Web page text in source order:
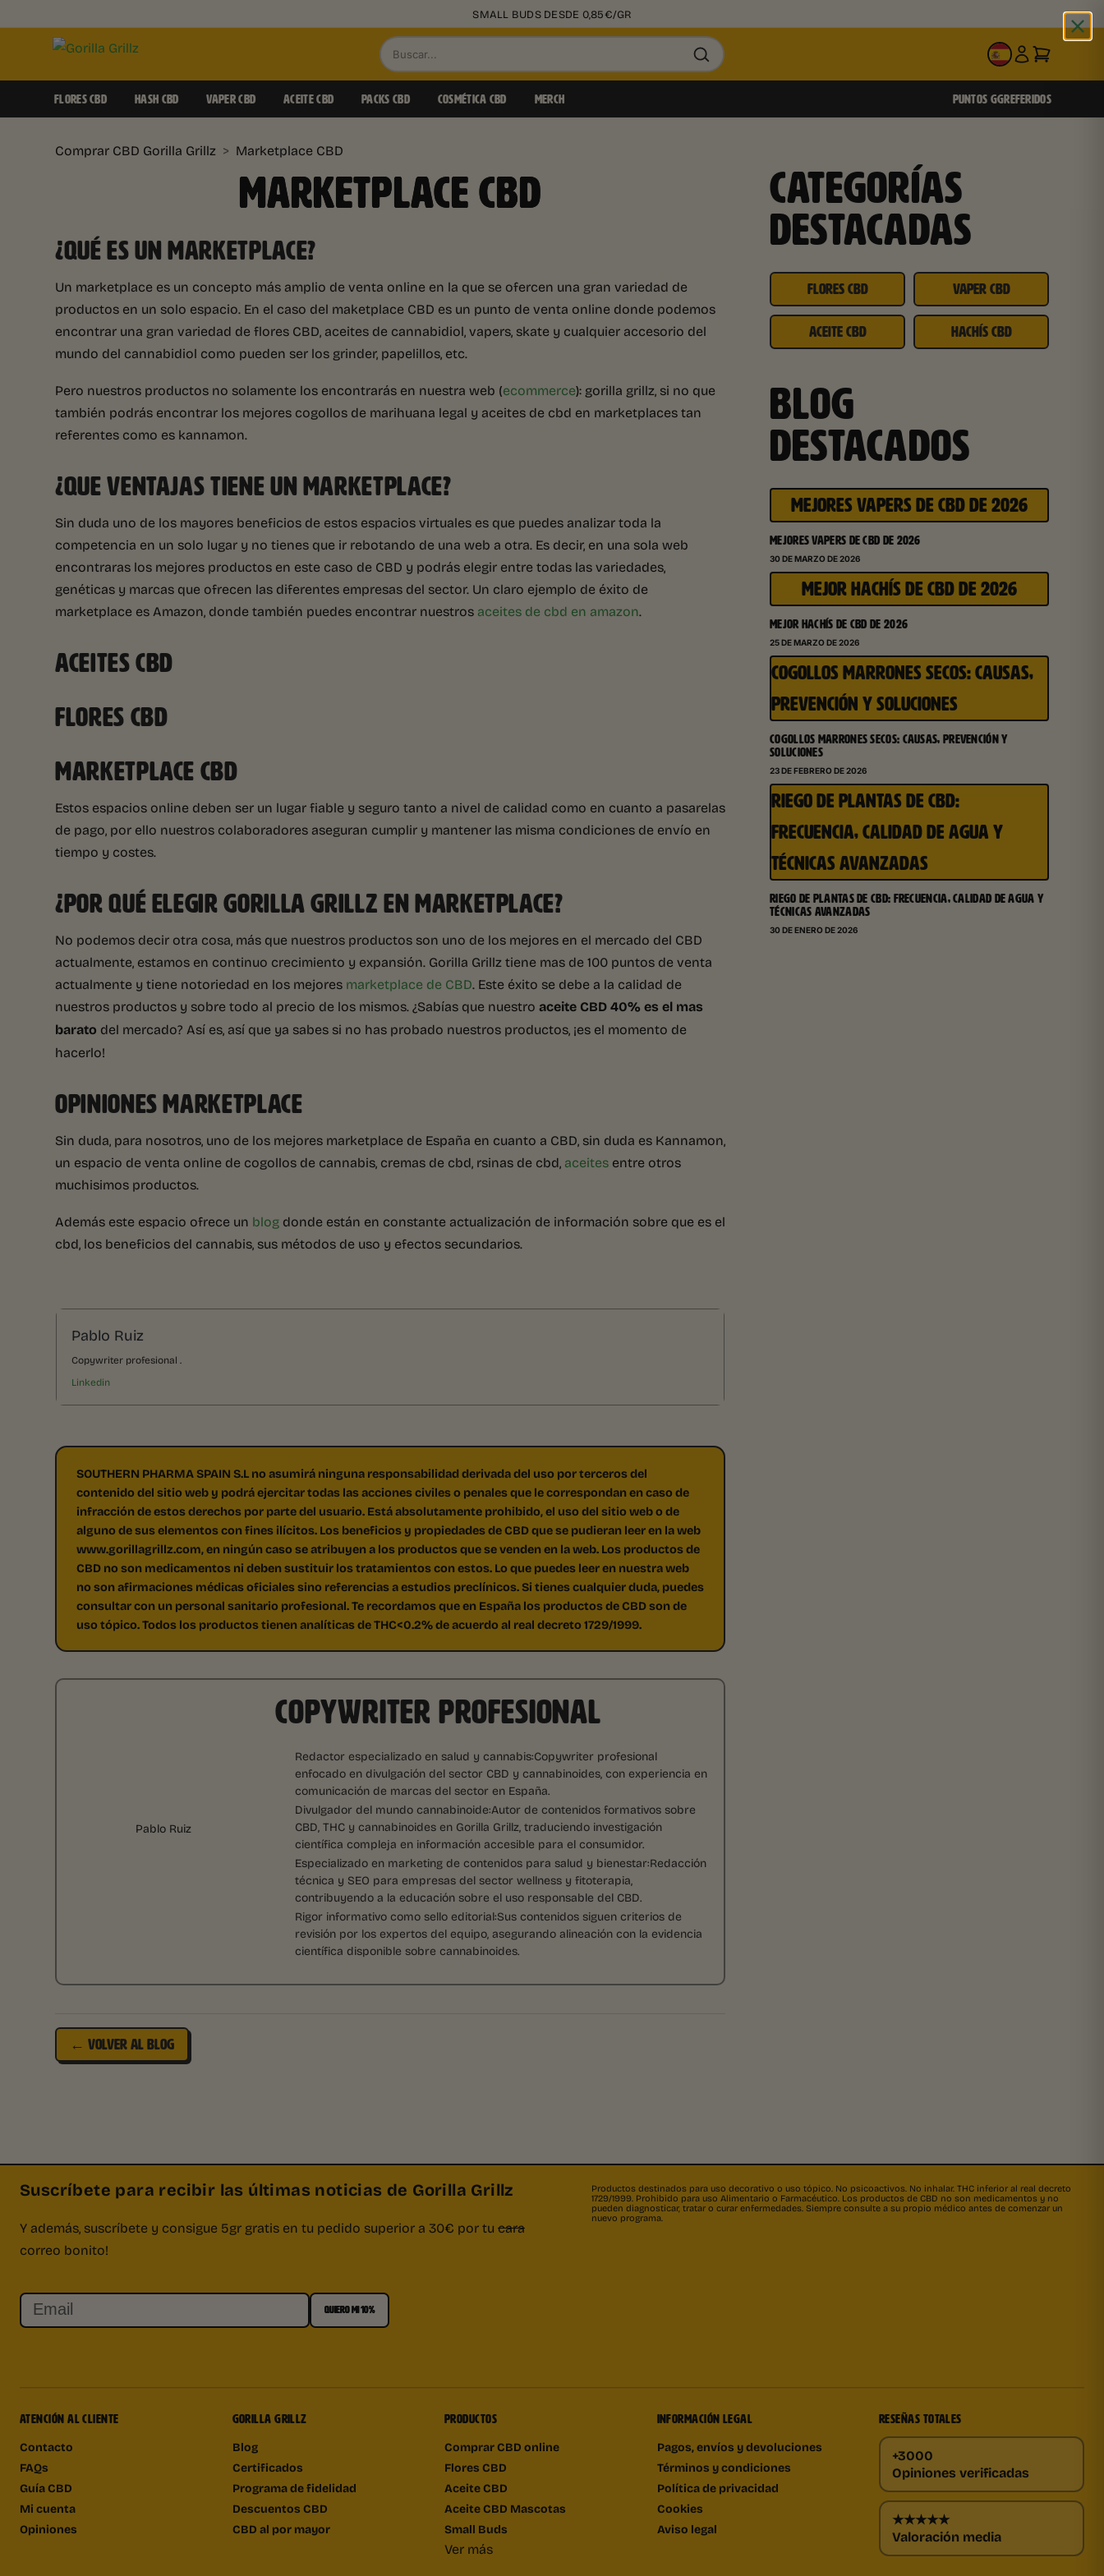
SMALL BUDS DESDE 0,85€/GR
Buscar
productos
ES
FLORES CBD HASH CBD VAPER CBD ACEITE CBD PACKS CBD COSMÉTICA CBD MERCH PUNTOS GGREFERIDOS
Comprar CBD Gorilla Grillz > Marketplace CBD
MARKETPLACE CBD
¿QUÉ ES UN MARKETPLACE?
Un marketplace es un concepto más amplio de venta online en la que se ofercen una gran variedad de
productos en un solo espacio. En el caso del maketplace CBD es un punto de venta online donde podemos
encontrar una gran variedad de flores CBD, aceites de cannabidiol, vapers, skate y cualquier accesorio del
mundo del cannabidiol como pueden ser los grinder, papelillos, etc.
Pero nuestros productos no solamente los encontrarás en nuestra web (ecommerce): gorilla grillz, si no que
también podrás encontrar los mejores cogollos de marihuana legal y aceites de cbd en marketplaces tan
referentes como es kannamon.
¿QUE VENTAJAS TIENE UN MARKETPLACE?
Sin duda uno de los mayores beneficios de estos espacios virtuales es que puedes analizar toda la
competencia en un solo lugar y no tienes que ir rebotando de una web a otra. Es decir, en una sola web
encontraras los mejores productos en este caso de CBD y podrás elegir entre todas las variedades,
genéticas y marcas que ofrecen las diferentes empresas del sector. Un claro ejemplo de éxito de
marketplace es Amazon, donde también puedes encontrar nuestros aceites de cbd en amazon.
ACEITES CBD
FLORES CBD
MARKETPLACE CBD
Estos espacios online deben ser un lugar fiable y seguro tanto a nivel de calidad como en cuanto a pasarelas
de pago, por ello nuestros colaboradores aseguran cumplir y mantener las misma condiciones de envío en
tiempo y costes.
¿POR QUÉ ELEGIR GORILLA GRILLZ EN MARKETPLACE?
No podemos decir otra cosa, más que nuestros productos son uno de los mejores en el mercado del CBD
actualmente, estamos en continuo crecimiento y expansión. Gorilla Grillz tiene mas de 100 puntos de venta
actualmente y tiene notoriedad en los mejores marketplace de CBD. Este éxito se debe a la calidad de
nuestros productos y sobre todo al precio de los mismos. ¿Sabías que nuestro aceite CBD 40% es el mas
barato del mercado? Así es, así que ya sabes si no has probado nuestros productos, ¡es el momento de
hacerlo!
OPINIONES MARKETPLACE
Sin duda, para nosotros, uno de los mejores marketplace de España en cuanto a CBD, sin duda es Kannamon,
un espacio de venta online de cogollos de cannabis, cremas de cbd, rsinas de cbd, aceites entre otros
muchisimos productos.
Además este espacio ofrece un blog donde están en constante actualización de información sobre que es el
cbd, los beneficios del cannabis, sus métodos de uso y efectos secundarios.
Pablo Ruiz
Copywriter profesional .
Linkedin
SOUTHERN PHARMA SPAIN S.L no asumirá ninguna responsabilidad derivada del uso por terceros del
contenido del sitio web y podrá ejercitar todas las acciones civiles o penales que le correspondan en caso de
infracción de estos derechos por parte del usuario. Está absolutamente prohibido, el uso del sitio web o de
alguno de sus elementos con fines ilícitos. Los beneficios y propiedades de CBD que se pudieran leer en la web
www.gorillagrillz.com, en ningún caso se atribuyen a los productos que se venden en la web. Los productos de
CBD no son medicamentos ni deben sustituir los tratamientos con estos. Lo que puedes leer en nuestra web
no son afirmaciones médicas oficiales sino referencias a estudios preclínicos. Si tienes cualquier duda, puedes
consultar con un personal sanitario profesional. Te recordamos que en España los productos de CBD son de
uso tópico. Todos los productos tienen analíticas de THC<0.2% de acuerdo al real decreto 1729/1999.
Pablo Ruiz
COPYWRITER PROFESIONAL
Redactor especializado en salud y cannabis:Copywriter profesional
enfocado en divulgación del sector CBD y cannabinoides, con experiencia en
comunicación de marcas del sector en España.
Divulgador del mundo cannabinoide:Autor de contenidos formativos sobre
CBD, THC y cannabinoides en Gorilla Grillz, traduciendo investigación
científica compleja en información accesible para el consumidor.
Especializado en marketing de contenidos para salud y bienestar:Redacción
técnica y SEO para empresas del sector wellness y fitoterapia,
contribuyendo a la educación sobre el uso responsable del CBD.
Rigor informativo como sello editorial:Sus contenidos siguen criterios de
revisión por los expertos del equipo, asegurando alineación con la evidencia
científica disponible sobre cannabinoides.
← VOLVER AL BLOG
CATEGORÍAS
DESTACADAS
FLORES CBD VAPER CBD
ACEITE CBD HACHÍS CBD
BLOG
DESTACADOS
MEJORES VAPERS DE CBD DE 2026
MEJORES VAPERS DE CBD DE 2026
30 DE MARZO DE 2026
MEJOR HACHÍS DE CBD DE 2026
MEJOR HACHÍS DE CBD DE 2026
25 DE MARZO DE 2026
COGOLLOS MARRONES SECOS: CAUSAS,
PREVENCIÓN Y SOLUCIONES
COGOLLOS MARRONES SECOS: CAUSAS, PREVENCIÓN Y
SOLUCIONES
23 DE FEBRERO DE 2026
RIEGO DE PLANTAS DE CBD:
FRECUENCIA, CALIDAD DE AGUA Y
TÉCNICAS AVANZADAS
RIEGO DE PLANTAS DE CBD: FRECUENCIA, CALIDAD DE AGUA Y
TÉCNICAS AVANZADAS
30 DE ENERO DE 2026
Suscríbete para recibir las últimas noticias de Gorilla Grillz
Y además, suscríbete y consigue 5gr gratis en tu pedido superior a 30€ por tu cara
correo bonito!
Email QUIERO MI 10%
Productos destinados para uso decorativo o uso tópico. No psicoactivos. No inhalar. THC inferior al real decreto
1729/1999. Prohibido para uso Alimentario o Farmacéutico. Los productos de CBD no son medicamentos y no
pueden diagnosticar, tratar o curar enfermedades. Siempre consulte a su propio médico antes de comenzar un
nuevo programa.
ATENCIÓN AL CLIENTE
Contacto
FAQs
Guía CBD
Mi cuenta
Opiniones
GORILLA GRILLZ
Blog
Certificados
Programa de fidelidad
Descuentos CBD
CBD al por mayor
PRODUCTOS
Comprar CBD online
Flores CBD
Aceite CBD
Aceite CBD Mascotas
Small Buds
Ver más
INFORMACIÓN LEGAL
Pagos, envíos y devoluciones
Términos y condiciones
Política de privacidad
Cookies
Aviso legal
RESEÑAS TOTALES
+3000
Opiniones verificadas
★★★★★
Valoración media